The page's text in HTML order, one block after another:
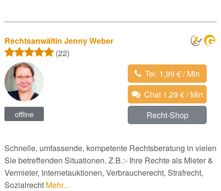
Rechtsanwältin Jenny Weber
(22)
offline
Tel. 1,99 € / Min
Chat 1,29 € / Min
Recht-Shop
Schnelle, umfassende, kompetente Rechtsberatung in vielen
Sie betreffenden Situationen. Z.B.:- Ihre Rechte als Mieter &
Vermieter, Internetauktionen, Verbraucherecht, Strafrecht,
Sozialrecht Mehr...